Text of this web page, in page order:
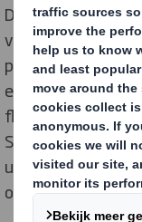
DS Smith biedt
en
flexibiliteit en
Smith hierbij
uiteenlopende
ondersteunt.